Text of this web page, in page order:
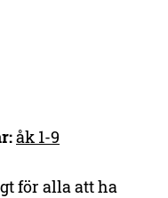
åk 1-9
för alla att ha